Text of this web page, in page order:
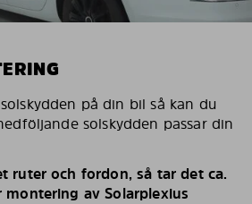
på din bil så kan du
solskydden passar din
ruter och fordon, så tar det ca.
av Solarplexius